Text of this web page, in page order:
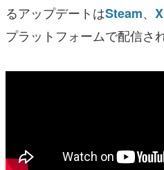
るアップデートはSteam、
プラットフォームで配信さ